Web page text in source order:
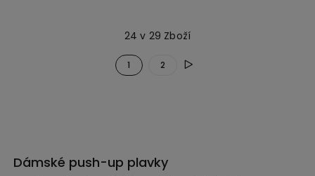
24 v 29 Zboží
1 2
Dámské push-up plavky